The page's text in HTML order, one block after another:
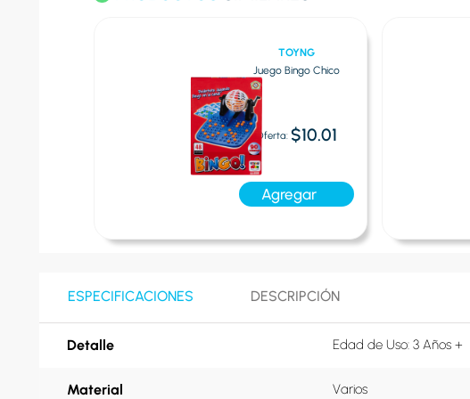
TOYNG
Juego Bingo Chico
Oferta: $10.01
Agregar
ESPECIFICACIONES DESCRIPCIÓN
Detalle Edad de Uso: 3 Años +
Material Varios